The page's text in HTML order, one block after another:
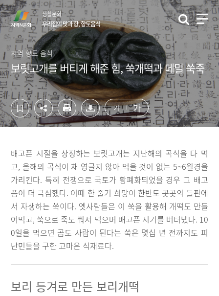
컨
텐
츠
영
역
바
로
가
기
하
단
영
역
바
로
가
기
생활문화
우리집의 맛과 향, 향토음식
지역 향토 음식
보릿고개를 버티게 해준 힘, 쑥개떡과 메밀 쑥죽
가 가
배고픈 시절을 상징하는 보릿고개는 지난해의 곡식을 다 먹
고, 올해의 곡식이 채 영글지 않아 먹을 것이 없는 5~6월경을
가리킨다. 특히 전쟁으로 국토가 황폐화되었을 경우 그 배고
픔이 더 극심했다. 이때 한 줄기 희망이 한반도 곳곳의 들판에
서 자생하는 쑥이다. 옛사람들은 이 쑥을 활용해 개떡도 만들
어먹고, 쑥으로 죽도 쒀서 먹으며 배고픈 시기를 버텨냈다. 10
0일을 먹으면 곰도 사람이 된다는 쑥은 몇십 년 전까지도 피
난민들을 구한 고마운 식재료다.
보리 등겨로 만든 보리개떡